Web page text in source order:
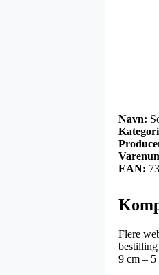
Navn:
EAN:
Flere
9 cm – 5